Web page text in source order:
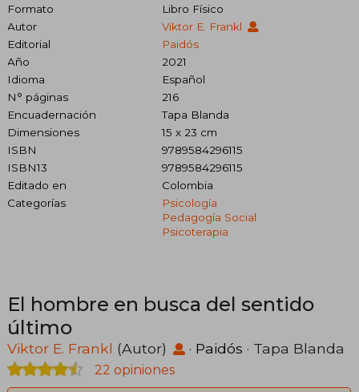
Formato
Libro Físico
Autor
Viktor E. Frankl
Editorial
Paidós
Año
2021
Idioma
Español
N° páginas
216
Encuadernación
Tapa Blanda
Dimensiones
15 x 23 cm
ISBN
9789584296115
ISBN13
9789584296115
Editado en
Colombia
Categorías
Psicología
Pedagogía Social
Psicoterapia
El hombre en busca del sentido
último
Viktor E. Frankl (Autor) · Paidós · Tapa Blanda
22 opiniones